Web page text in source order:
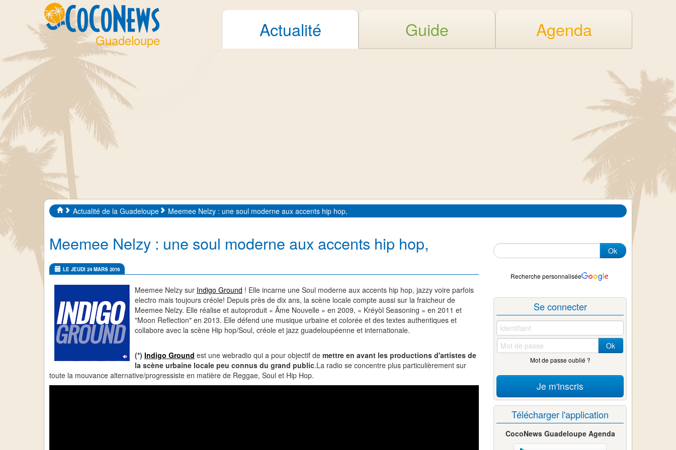
Guadeloupe Actualité Guide Agenda
Actualité de la Guadeloupe Meemee Nelzy : une soul moderne aux accents hip hop,
Meemee Nelzy : une soul moderne aux accents hip hop,
LE JEUDI 24 MARS 2016
Meemee Nelzy sur Indigo Ground ! Elle incarne une Soul moderne aux accents hip hop, jazzy voire parfois
electro mais toujours créole! Depuis près de dix ans, la scène locale compte aussi sur la fraicheur de
Meemee Nelzy. Elle réalise et autoproduit « Âme Nouvelle » en 2009, « Kréyòl Seasoning » en 2011 et
"Moon Reflection" en 2013. Elle défend une musique urbaine et colorée et des textes authentiques et
collabore avec la scène Hip hop/Soul, créole et jazz guadeloupéenne et internationale.
(*) Indigo Ground est une webradio qui a pour objectif de mettre en avant les productions d'artistes de
la scène urbaine locale peu connus du grand public.La radio se concentre plus particulièrement sur
toute la mouvance alternative/progressiste en matière de Reggae, Soul et Hip Hop.
Ok
Recherche personnalisée
Se connecter
Ok
Mot de passe oublié ?
Je m'inscris
Télécharger l'application
CocoNews Guadeloupe Agenda